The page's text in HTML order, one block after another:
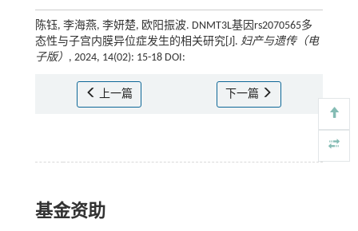
陈钰, 李海燕, 李妍楚, 欧阳振波. DNMT3L基因rs2070565多
态性与子宫内膜异位症发生的相关研究[J]. 妇产与遗传（电
子版） , 2024, 14(02): 15-18 DOI:
上一篇 下一篇
基金资助